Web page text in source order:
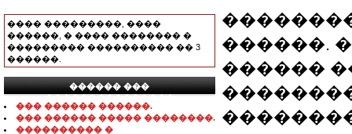
���� ���������, ����
������, � ���� �������� �
��������� ���������� �� 3
������.
������ ���
���������������
��� ������ ������.
��� ������ ����� ��������.
���������� �
������.
������